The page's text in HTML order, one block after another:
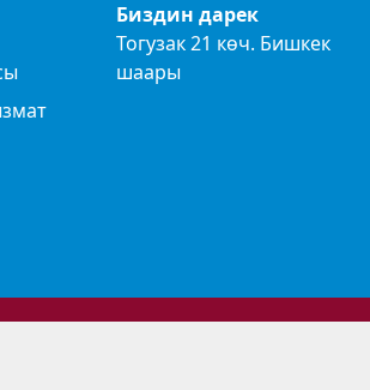
Биздин дарек
Тогузак 21 көч. Бишкек
шаары